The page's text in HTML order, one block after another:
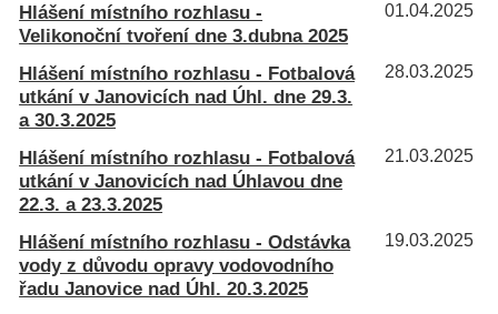
01.04.2025
Hlášení místního rozhlasu -
Velikonoční tvoření dne 3.dubna 2025
28.03.2025
Hlášení místního rozhlasu - Fotbalová
utkání v Janovicích nad Úhl. dne 29.3.
a 30.3.2025
21.03.2025
Hlášení místního rozhlasu - Fotbalová
utkání v Janovicích nad Úhlavou dne
22.3. a 23.3.2025
19.03.2025
Hlášení místního rozhlasu - Odstávka
vody z důvodu opravy vodovodního
řadu Janovice nad Úhl. 20.3.2025